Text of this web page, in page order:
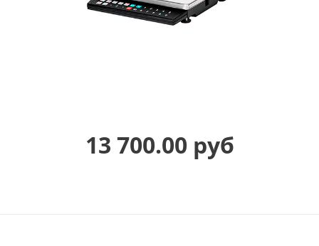
13 700.00 руб